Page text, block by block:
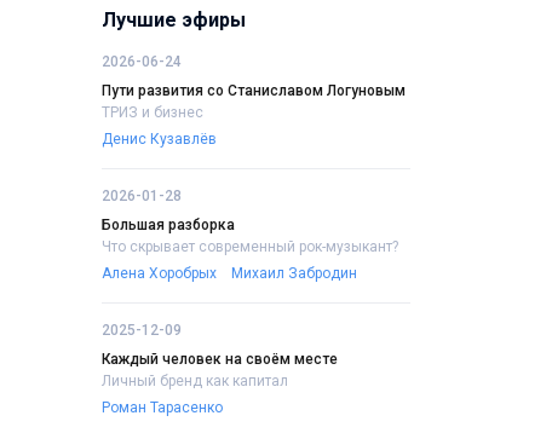
Лучшие эфиры
2026-06-24
Пути развития со Станиславом Логуновым
ТРИЗ и бизнес
Денис Кузавлёв
2026-01-28
Большая разборка
Что скрывает современный рок-музыкант?
Алена Хоробрых
Михаил Забродин
2025-12-09
Каждый человек на своём месте
Личный бренд как капитал
Роман Тарасенко